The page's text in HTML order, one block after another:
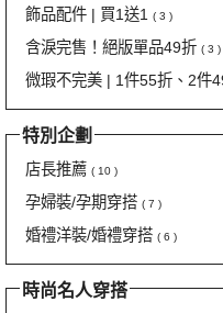
飾品配件 | 買1送1 ( 3 )
含淚完售！絕版單品49折 ( 3 )
微瑕不完美 | 1件55折、2件
特別企劃
店長推薦 ( 10 )
孕婦裝/孕期穿搭 ( 7 )
婚禮洋裝/婚禮穿搭 ( 6 )
時尚名人穿搭